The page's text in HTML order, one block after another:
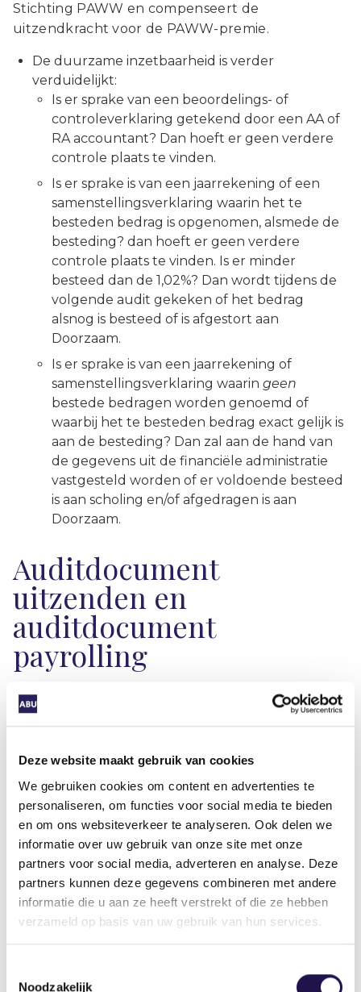
Deze website maakt gebruik van cookies
We gebruiken cookies om content en advertenties te
personaliseren, om functies voor social media te bieden
en om ons websiteverkeer te analyseren. Ook delen we
informatie over uw gebruik van onze site met onze
partners voor social media, adverteren en analyse. Deze
partners kunnen deze gegevens combineren met andere
informatie die u aan ze heeft verstrekt of die ze hebben
verzameld op basis van uw gebruik van hun services.
Noodzakelijk
Stichting PAWW en compenseert de
uitzendkracht voor de PAWW-premie.
De duurzame inzetbaarheid is verder
verduidelijkt:
Is er sprake van een beoordelings- of
controleverklaring getekend door een AA of
RA accountant? Dan hoeft er geen verdere
controle plaats te vinden.
Is er sprake is van een jaarrekening of een
samenstellingsverklaring waarin het te
besteden bedrag is opgenomen, alsmede de
besteding? dan hoeft er geen verdere
controle plaats te vinden. Is er minder
besteed dan de 1,02%? Dan wordt tijdens de
volgende audit gekeken of het bedrag
alsnog is besteed of is afgestort aan
Doorzaam.
Is er sprake is van een jaarrekening of
samenstellingsverklaring waarin geen
bestede bedragen worden genoemd of
waarbij het te besteden bedrag exact gelijk is
aan de besteding? Dan zal aan de hand van
de gegevens uit de financiële administratie
vastgesteld worden of er voldoende besteed
is aan scholing en/of afgedragen is aan
Doorzaam.
Auditdocument
uitzenden en
auditdocument
payrolling
Vakbekwaamheidseis van vast personeel
Per 1 januari 2022 is het ABU-keurmerk
vast personeel waarbij 2022 als een
overgangsjaar gold. Vanaf 1 januari 2023 zal
getoetst worden op de aanwezigheid en
toepassing in de praktijk van een intern
opleidingsbeleid. In dit opleidingsbeleid is
vastgelegd hoe de organisatie borgt dat vaste
medewerkers over de benodigde kennis t.a.v.
wet- en regelgeving beschikken.
Leesmeer informatie over dit onderwerp.
Jessica de Kuiper,